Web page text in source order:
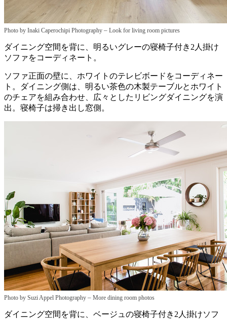
Photo by Inaki Caperochipi Photography – Look for living room pictures
ダイニング空間を背に、明るいグレーの寝椅子付き2人掛け
ソファをコーディネート。
ソファ正面の壁に、ホワイトのテレビボードをコーディネー
ト。ダイニング側は、明るい茶色の木製テーブルとホワイト
のチェアを組み合わせ、広々としたリビングダイニングを演
出。寝椅子は掃き出し窓側。
Photo by Suzi Appel Photography – More dining room photos
ダイニング空間を背に、ベージュの寝椅子付き2人掛けソフ